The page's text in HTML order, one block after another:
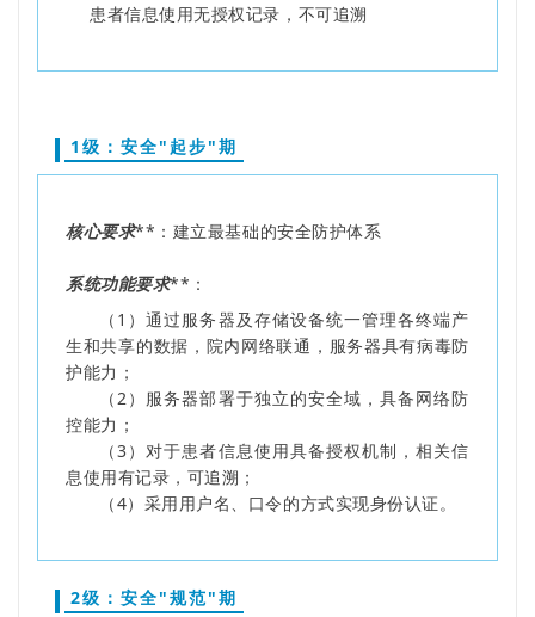
患者信息使用无授权记录，不可追溯
1级：安全"起步"期
核心要求**：建立最基础的安全防护体系
系统功能要求**：
（1）通过服务器及存储设备统一管理各终端产
生和共享的数据，院内网络联通，服务器具有病毒防
护能力；
（2）服务器部署于独立的安全域，具备网络防
控能力；
（3）对于患者信息使用具备授权机制，相关信
息使用有记录，可追溯；
（4）采用用户名、口令的方式实现身份认证。
2级：安全"规范"期